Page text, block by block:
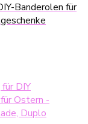
Banderolen für